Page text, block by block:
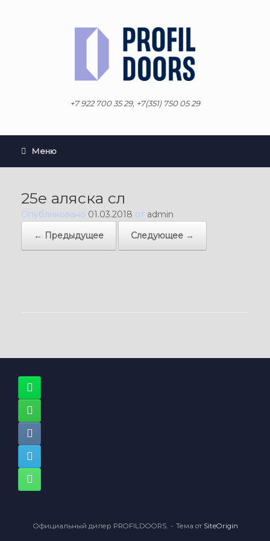
+7 922 700 35 29, +7(351) 750 05 29
Меню
25е аляска сл
Опубликовано 01.03.2018 от admin
← Предыдущее
Следующее →
Официальный дилер PROFILDOORS. Тема от SiteOrigin